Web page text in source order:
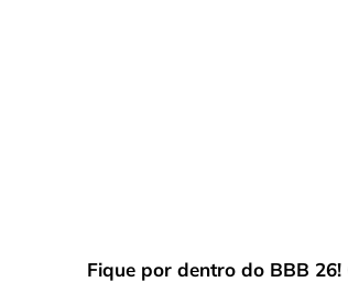
Fique por dentro do BBB